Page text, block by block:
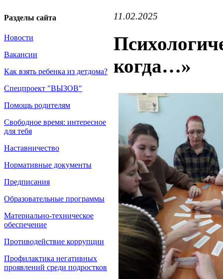
Разделы сайта
Новости
Вакансии
Как взять ребенка из детдома?
Спецпроект "ВЫЗОВ"
Помощь родителям
Свободное время: интересное
для тебя
Наставничество
Нормативные документы
Предписания
Образовательные программы
Материально-техническое
обеспечение
Противодействие коррупции
Профилактика негативных
проявлений среди подростков
11.02.2025
когда…»